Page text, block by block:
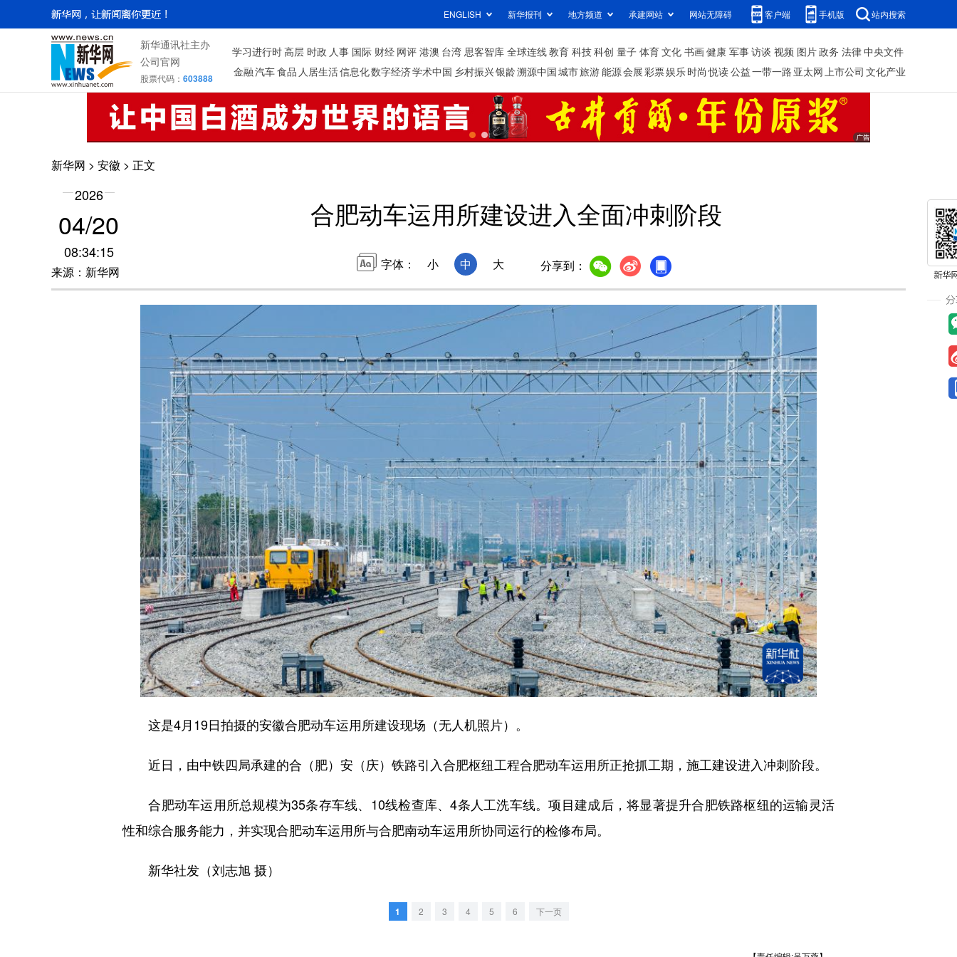
ENGLISH 新华报刊 地方频道 承建网站 网站无障碍 客户端 手机版 站内搜索
新华通讯社主办
公司官网
股票代码： 603888
学习进行时高层 时政 人事 国际 财经 网评 港澳 台湾 思客智库 全球连线教育 科技科创 量子 体育文化 书画健康 军事访谈 视频 图片政务 法律中央文件
金融汽车食品 人居生活信息化数字经济学术中国 乡村振兴银龄溯源中国城市旅游能源会展彩票娱乐时尚 悦读公益一带一路 亚太网上市公司 文化产业
新华网 > 安徽 > 正文
2026
04/20
08:34:15
来源：新华网
合肥动车运用所建设进入全面冲刺阶段
字体： 小 中 大 分享到：
这是4月19日拍摄的安徽合肥动车运用所建设现场（无人机照片）。
近日，由中铁四局承建的合（肥）安（庆）铁路引入合肥枢纽工程合肥动车运用所正抢抓工期，施工建设进入冲刺阶段。
合肥动车运用所总规模为35条存车线、10线检查库、4条人工洗车线。项目建成后，将显著提升合肥铁路枢纽的运输灵活
性和综合服务能力，并实现合肥动车运用所与合肥南动车运用所协同运行的检修布局。
新华社发（刘志旭 摄）
1 2 3 4 5 6 下一页